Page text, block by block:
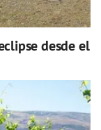
desde el